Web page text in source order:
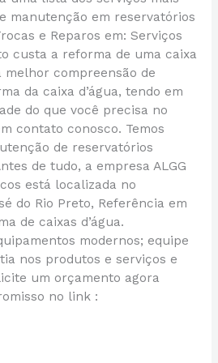
manutenção em reservatórios
e Reparos em: Serviços
custa a reforma de uma caixa
melhor compreensão de
da caixa d’água, tendo em
do que você precisa no
contato conosco. Temos
de reservatórios
de tudo, a empresa ALGG
está localizada no
do Rio Preto, Referência em
de caixas d’água.
modernos; equipe
nos produtos e serviços e
um orçamento agora
no link :